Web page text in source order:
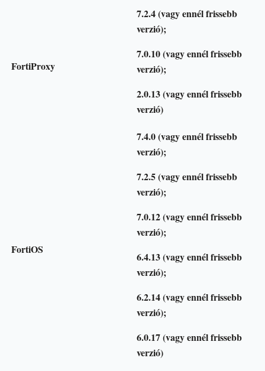
FortiProxy
7.2.4 (vagy ennél frissebb
verzió);
7.0.10 (vagy ennél frissebb
verzió);
2.0.13 (vagy ennél frissebb
verzió)
FortiOS
7.4.0 (vagy ennél frissebb
verzió);
7.2.5 (vagy ennél frissebb
verzió);
7.0.12 (vagy ennél frissebb
verzió);
6.4.13 (vagy ennél frissebb
verzió);
6.2.14 (vagy ennél frissebb
verzió);
6.0.17 (vagy ennél frissebb
verzió)